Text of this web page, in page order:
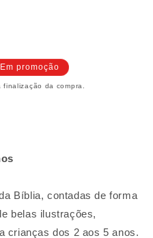
Em promoção
da compra.
Bíblia, contadas de forma
belas ilustrações,
crianças dos 2 aos 5 anos.